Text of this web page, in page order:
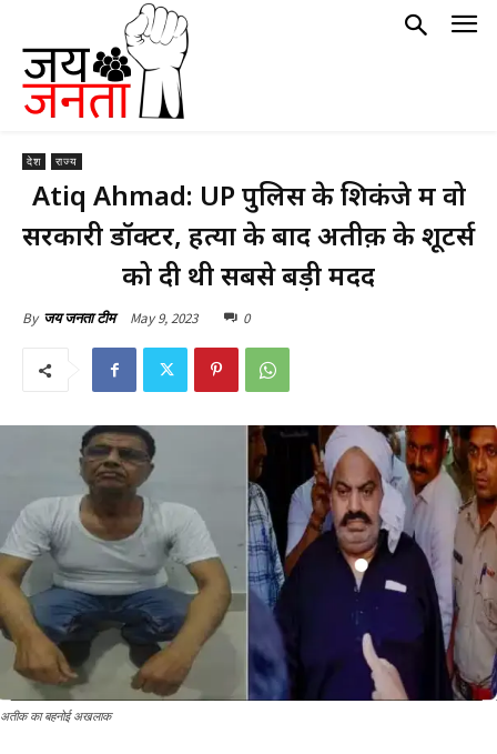
देश राज्य
Atiq Ahmad: UP पुलिस के शिकंजे में वो
सरकारी डॉक्टर, हत्या के बाद अतीक़ के शूटर्स
को दी थी सबसे बड़ी मदद
By जय जनता टीम May 9, 2023 0
अतीक का बहनोई अखलाक